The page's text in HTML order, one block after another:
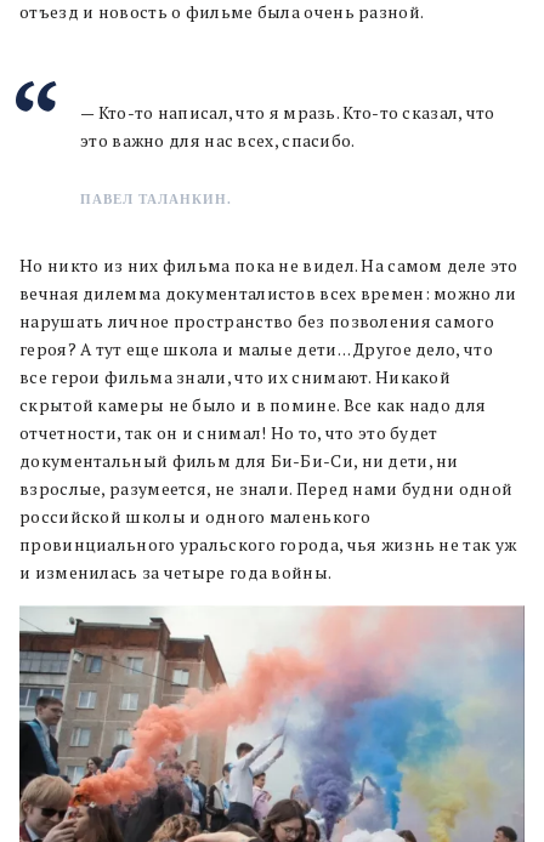
отъезд и новость о фильме была очень разной.
— Кто-то написал, что я мразь. Кто-то сказал, что
это важно для нас всех, спасибо.
ПАВЕЛ ТАЛАНКИН.
Но никто из них фильма пока не видел. На самом деле это
вечная дилемма документалистов всех времен: можно ли
нарушать личное пространство без позволения самого
героя? А тут еще школа и малые дети… Другое дело, что
все герои фильма знали, что их снимают. Никакой
скрытой камеры не было и в помине. Все как надо для
отчетности, так он и снимал! Но то, что это будет
документальный фильм для Би-Би-Си, ни дети, ни
взрослые, разумеется, не знали. Перед нами будни одной
российской школы и одного маленького
провинциального уральского города, чья жизнь не так уж
и изменилась за четыре года войны.